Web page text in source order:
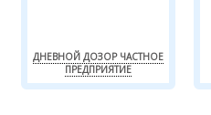
ДНЕВНОЙ ДОЗОР ЧАСТНОЕ
ПРЕДПРИЯТИЕ